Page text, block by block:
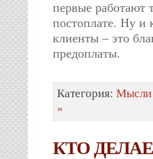
первые работают
постоплате. Ну и
клиенты – это
предоплаты.
Категория: Мысли
»
КТО